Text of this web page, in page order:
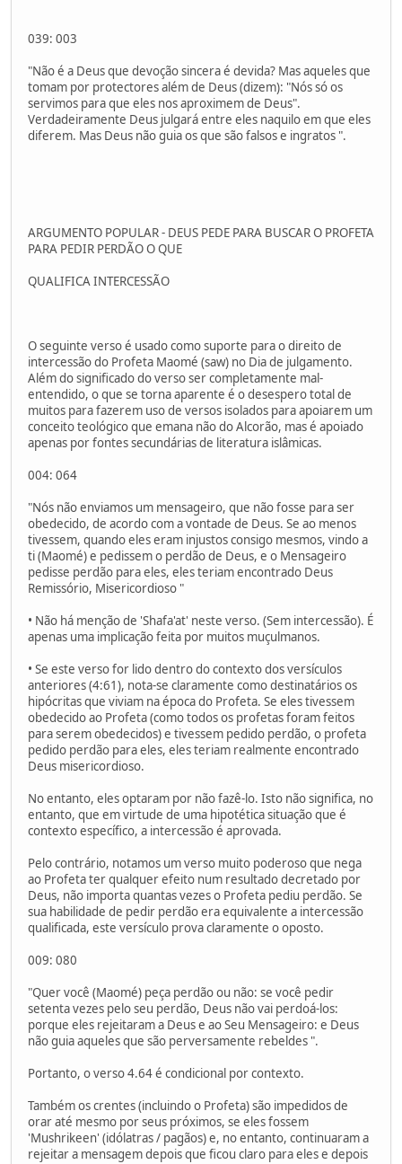
039: 003
"Não é a Deus que devoção sincera é devida? Mas aqueles que
tomam por protectores além de Deus (dizem): "Nós só os
servimos para que eles nos aproximem de Deus".
Verdadeiramente Deus julgará entre eles naquilo em que eles
diferem. Mas Deus não guia os que são falsos e ingratos ".
ARGUMENTO POPULAR - DEUS PEDE PARA BUSCAR O PROFETA
PARA PEDIR PERDÃO O QUE
QUALIFICA INTERCESSÃO
O seguinte verso é usado como suporte para o direito de
intercessão do Profeta Maomé (saw) no Dia de julgamento.
Além do significado do verso ser completamente mal-
entendido, o que se torna aparente é o desespero total de
muitos para fazerem uso de versos isolados para apoiarem um
conceito teológico que emana não do Alcorão, mas é apoiado
apenas por fontes secundárias de literatura islâmicas.
004: 064
"Nós não enviamos um mensageiro, que não fosse para ser
obedecido, de acordo com a vontade de Deus. Se ao menos
tivessem, quando eles eram injustos consigo mesmos, vindo a
ti (Maomé) e pedissem o perdão de Deus, e o Mensageiro
pedisse perdão para eles, eles teriam encontrado Deus
Remissório, Misericordioso "
• Não há menção de 'Shafa'at' neste verso. (Sem intercessão). É
apenas uma implicação feita por muitos muçulmanos.
• Se este verso for lido dentro do contexto dos versículos
anteriores (4:61), nota-se claramente como destinatários os
hipócritas que viviam na época do Profeta. Se eles tivessem
obedecido ao Profeta (como todos os profetas foram feitos
para serem obedecidos) e tivessem pedido perdão, o profeta
pedido perdão para eles, eles teriam realmente encontrado
Deus misericordioso.
No entanto, eles optaram por não fazê-lo. Isto não significa, no
entanto, que em virtude de uma hipotética situação que é
contexto específico, a intercessão é aprovada.
Pelo contrário, notamos um verso muito poderoso que nega
ao Profeta ter qualquer efeito num resultado decretado por
Deus, não importa quantas vezes o Profeta pediu perdão. Se
sua habilidade de pedir perdão era equivalente a intercessão
qualificada, este versículo prova claramente o oposto.
009: 080
"Quer você (Maomé) peça perdão ou não: se você pedir
setenta vezes pelo seu perdão, Deus não vai perdoá-los:
porque eles rejeitaram a Deus e ao Seu Mensageiro: e Deus
não guia aqueles que são perversamente rebeldes ".
Portanto, o verso 4.64 é condicional por contexto.
Também os crentes (incluindo o Profeta) são impedidos de
orar até mesmo por seus próximos, se eles fossem
'Mushrikeen' (idólatras / pagãos) e, no entanto, continuaram a
rejeitar a mensagem depois que ficou claro para eles e depois